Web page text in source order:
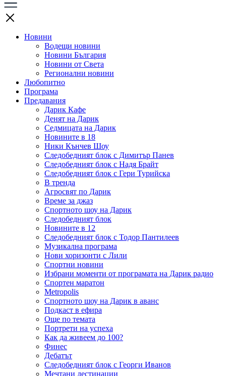
Новини
Водещи новини
Новини България
Новини от Света
Регионални новини
Любопитно
Програма
Предавания
Дарик Кафе
Денят на Дарик
Седмицата на Дарик
Новините в 18
Ники Кънчев Шоу
Следобедният блок с Димитър Панев
Следобедният блок с Надя Брайт
Следобедният блок с Гери Турийска
В тренда
Агросвят по Дарик
Време за джаз
Спортното шоу на Дарик
Следобедният блок
Новините в 12
Следобедният блок с Тодор Пантилеев
Музикална програма
Нови хоризонти с Лили
Спортни новини
Избрани моменти от програмата на Дарик радио
Спортен маратон
Metropolis
Спортното шоу на Дарик в аванс
Подкаст в ефира
Още по темата
Портрети на успеха
Как да живеем до 100?
Финес
Дебатът
Следобедният блок с Георги Иванов
Мечтани дестинации